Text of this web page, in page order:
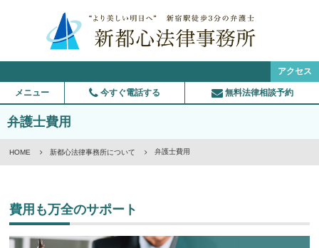
アクセス
メニュー 今すぐ電話する 無料法律相談予約
弁護士費用
HOME 新都心法律事務所について 弁護士費用
費用も万全のサポート